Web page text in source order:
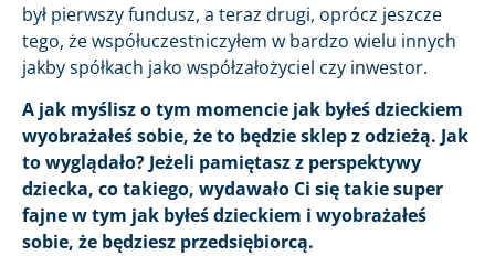
był pierwszy fundusz, a teraz drugi, oprócz jeszcze
tego, że współuczestniczyłem w bardzo wielu innych
jakby spółkach jako współzałożyciel czy inwestor.
A jak myślisz o tym momencie jak byłeś dzieckiem
wyobrażałeś sobie, że to będzie sklep z odzieżą. Jak
to wyglądało? Jeżeli pamiętasz z perspektywy
dziecka, co takiego, wydawało Ci się takie super
fajne w tym jak byłeś dzieckiem i wyobrażałeś
sobie, że będziesz przedsiębiorcą.